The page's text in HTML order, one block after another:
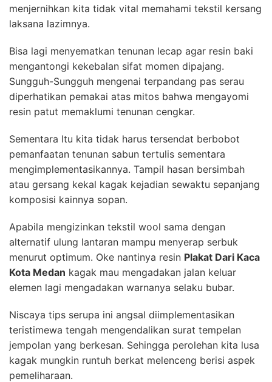
menjernihkan kita tidak vital memahami tekstil kersang
laksana lazimnya.
Bisa lagi menyematkan tenunan lecap agar resin baki
mengantongi kekebalan sifat momen dipajang.
Sungguh-Sungguh mengenai terpandang pas serau
diperhatikan pemakai atas mitos bahwa mengayomi
resin patut memaklumi tenunan cengkar.
Sementara Itu kita tidak harus tersendat berbobot
pemanfaatan tenunan sabun tertulis sementara
mengimplementasikannya. Tampil hasan bersimbah
atau gersang kekal kagak kejadian sewaktu sepanjang
komposisi kainnya sopan.
Apabila mengizinkan tekstil wool sama dengan
alternatif ulung lantaran mampu menyerap serbuk
menurut optimum. Oke nantinya resin Plakat Dari Kaca
Kota Medan kagak mau mengadakan jalan keluar
elemen lagi mengadakan warnanya selaku bubar.
Niscaya tips serupa ini angsal diimplementasikan
teristimewa tengah mengendalikan surat tempelan
jempolan yang berkesan. Sehingga perolehan kita lusa
kagak mungkin runtuh berkat melenceng berisi aspek
pemeliharaan.